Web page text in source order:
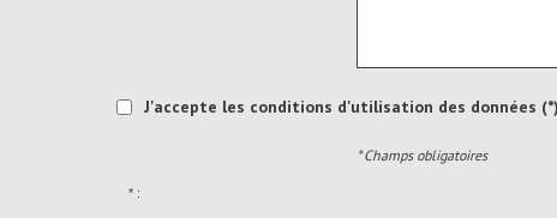
J'accepte les conditions d'utilisation des données (*)
* Champs obligatoires
* :